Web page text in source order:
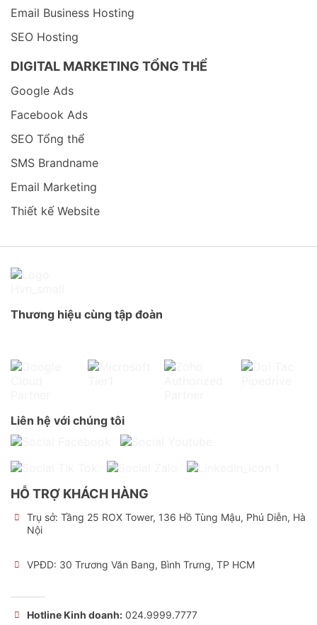
Email Business Hosting
SEO Hosting
DIGITAL MARKETING TỔNG THỂ
Google Ads
Facebook Ads
SEO Tổng thể
SMS Brandname
Email Marketing
Thiết kế Website
Thương hiệu cùng tập đoàn
Liên hệ với chúng tôi
HỖ TRỢ KHÁCH HÀNG
Trụ sở: Tầng 25 ROX Tower, 136 Hồ Tùng Mậu, Phú Diễn, Hà
Nội
VPĐD: 30 Trương Văn Bang, Bình Trưng, TP HCM
Hotline Kinh doanh: 024.9999.7777